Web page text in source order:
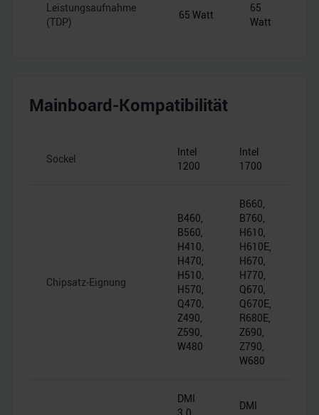
Leistungsaufnahme
(TDP)
65 Watt
65
Watt
Mainboard-Kompatibilität
Sockel
Intel
1200
Intel
1700
Chipsatz-Eignung
B460,
B560,
H410,
H470,
H510,
H570,
Q470,
Z490,
Z590,
W480
B660,
B760,
H610,
H610E,
H670,
H770,
Q670,
Q670E,
R680E,
Z690,
Z790,
W680
DMI
DMI